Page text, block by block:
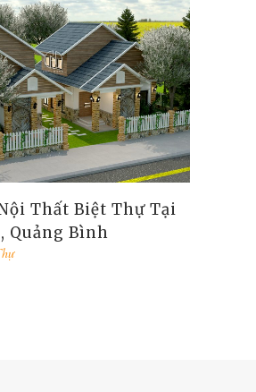
Thất Biệt Thự Tại
Quảng Bình